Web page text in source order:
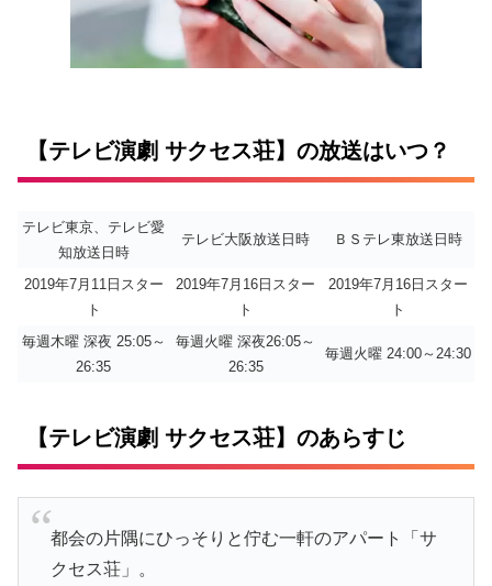
【テレビ演劇 サクセス荘】の放送はいつ？
テレビ東京、テレビ愛
知放送日時
テレビ大阪放送日時 ＢＳテレ東放送日時
2019年7月11日スター
ト
2019年7月16日スター
ト
2019年7月16日スター
ト
毎週木曜 深夜 25:05～
26:35
毎週火曜 深夜26:05～
26:35
毎週火曜 24:00～24:30
【テレビ演劇 サクセス荘】のあらすじ
都会の片隅にひっそりと佇む一軒のアパート「サ
クセス荘」。